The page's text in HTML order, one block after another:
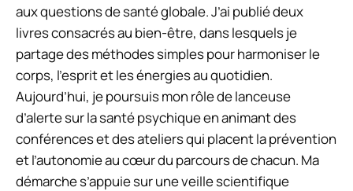
aux questions de santé globale. J’ai publié deux
livres consacrés au bien-être, dans lesquels je
partage des méthodes simples pour harmoniser le
corps, l’esprit et les énergies au quotidien.
Aujourd’hui, je poursuis mon rôle de lanceuse
d’alerte sur la santé psychique en animant des
conférences et des ateliers qui placent la prévention
et l’autonomie au cœur du parcours de chacun. Ma
démarche s’appuie sur une veille scientifique